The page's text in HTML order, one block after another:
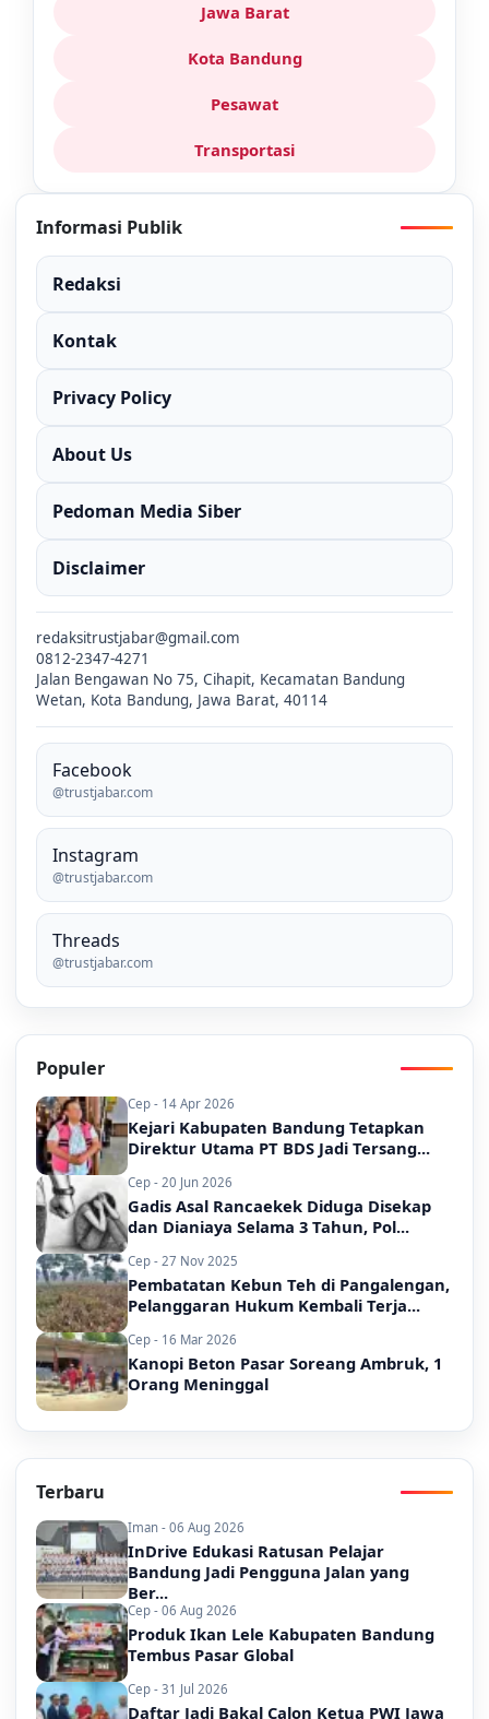
Jawa Barat
Kota Bandung
Pesawat
Transportasi
Informasi Publik
Redaksi
Kontak
Privacy Policy
About Us
Pedoman Media Siber
Disclaimer
redaksitrustjabar@gmail.com
0812-2347-4271
Jalan Bengawan No 75, Cihapit, Kecamatan Bandung
Wetan, Kota Bandung, Jawa Barat, 40114
Facebook
@trustjabar.com
Instagram
@trustjabar.com
Threads
@trustjabar.com
Populer
Cep - 14 Apr 2026
Kejari Kabupaten Bandung Tetapkan
Direktur Utama PT BDS Jadi Tersang...
Cep - 20 Jun 2026
Gadis Asal Rancaekek Diduga Disekap
dan Dianiaya Selama 3 Tahun, Pol...
Cep - 27 Nov 2025
Pembatatan Kebun Teh di Pangalengan,
Pelanggaran Hukum Kembali Terja...
Cep - 16 Mar 2026
Kanopi Beton Pasar Soreang Ambruk, 1
Orang Meninggal
Terbaru
Iman - 06 Aug 2026
InDrive Edukasi Ratusan Pelajar
Bandung Jadi Pengguna Jalan yang
Ber...
Cep - 06 Aug 2026
Produk Ikan Lele Kabupaten Bandung
Tembus Pasar Global
Cep - 31 Jul 2026
Daftar Jadi Bakal Calon Ketua PWI Jawa